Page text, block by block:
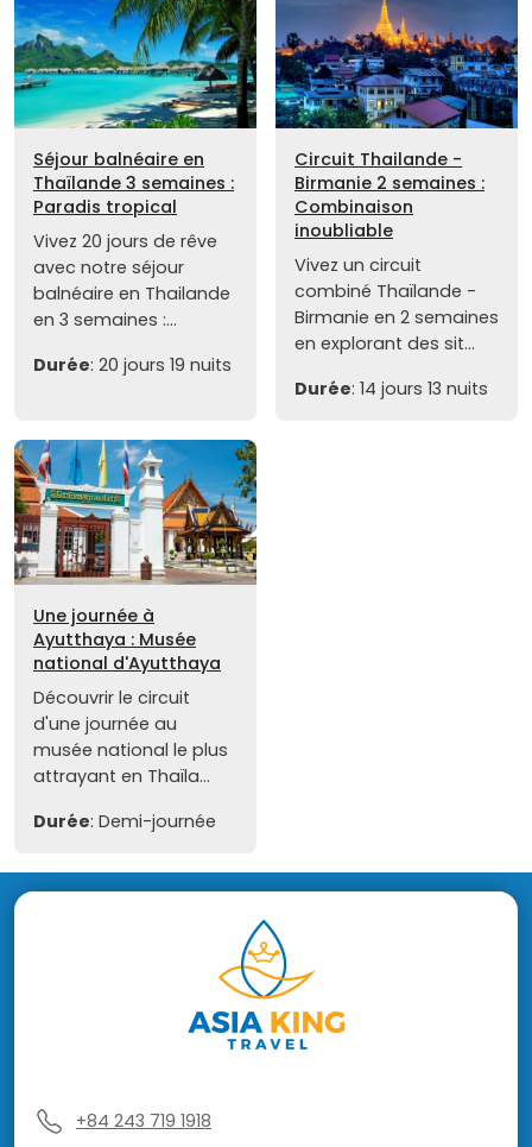
Séjour balnéaire en
Thaïlande 3 semaines :
Paradis tropical
Vivez 20 jours de rêve
avec notre séjour
balnéaire en Thailande
en 3 semaines :...
Durée: 20 jours 19 nuits
Circuit Thailande -
Birmanie 2 semaines :
Combinaison
inoubliable
Vivez un circuit
combiné Thaïlande -
Birmanie en 2 semaines
en explorant des sit...
Durée: 14 jours 13 nuits
Une journée à
Ayutthaya : Musée
national d'Ayutthaya
Découvrir le circuit
d'une journée au
musée national le plus
attrayant en Thaïla...
Durée: Demi-journée
+84 243 719 1918